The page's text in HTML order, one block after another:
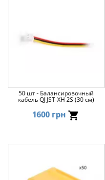
50 шт - Балансировочный
кабель QJ JST-XH 2S (30 см)
1600 грн